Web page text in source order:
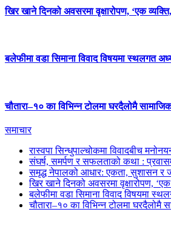
खिर खाने दिनको अवसरमा वृक्षारोपण, ‘एक
बलेफीमा वडा सिमाना विवाद विषयमा स्थलगत
चौतारा–१० का विभिन्न टोलमा घरदैलोमै
समाचार
रास्वपा सिन्धुपाल्चोकमा विवादबीच
संघर्ष, समर्पण र सफलताको कथा :
समृद्ध नेपालको आधार: एकता, सुशासन र
खिर खाने दिनको अवसरमा वृक्षारोपण,
बलेफीमा वडा सिमाना विवाद विषयमा
चौतारा–१० का विभिन्न टोलमा घरदैलोमै